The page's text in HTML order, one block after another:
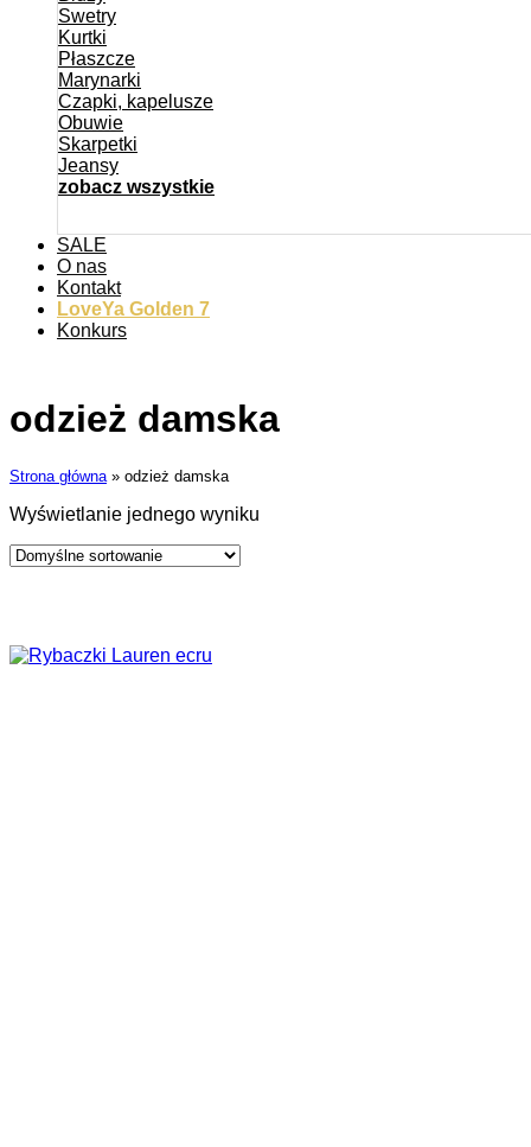
Swetry
Kurtki
Płaszcze
Marynarki
Czapki, kapelusze
Obuwie
Skarpetki
Jeansy
zobacz wszystkie
SALE
O nas
Kontakt
LoveYa Golden 7
Konkurs
odzież damska
Strona główna » odzież damska
Wyświetlanie jednego wyniku